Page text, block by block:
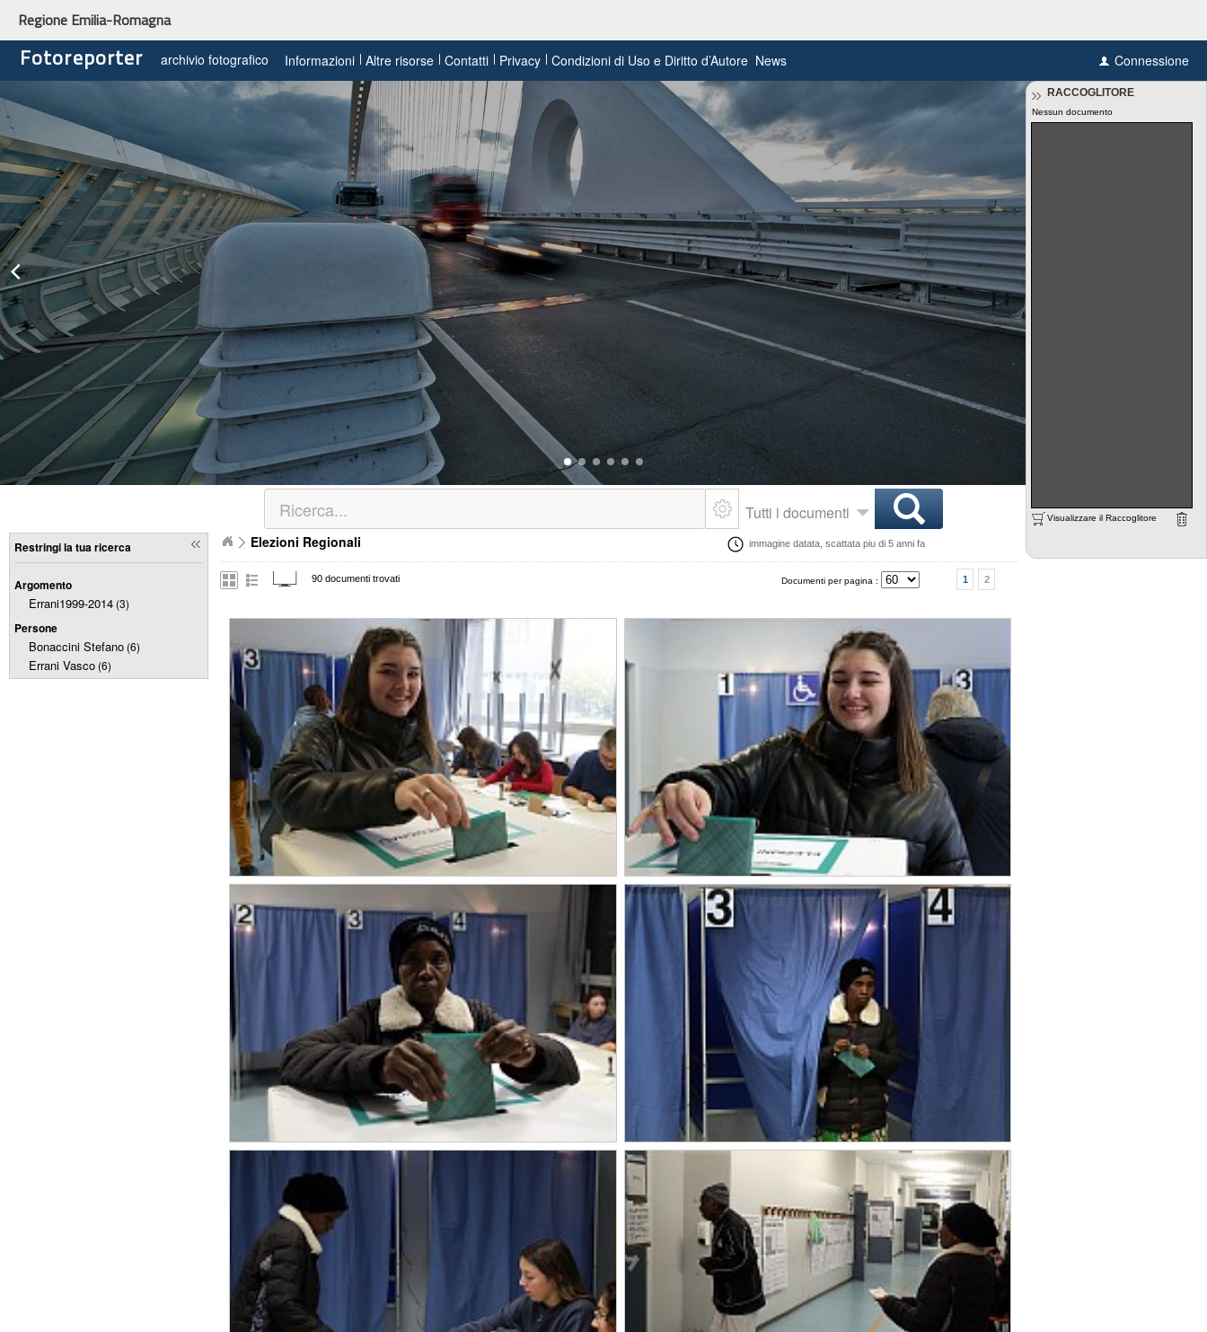
Regione Emilia-Romagna
Fotoreporter archivio fotografico Informazioni Altre risorse Contatti Privacy Condizioni di Uso e Diritto d’Autore News Connessione
Tutti i documenti
Restringi la tua ricerca
Argomento
Errani1999-2014 (3)
Persone
Bonaccini Stefano (6)
Errani Vasco (6)
Elezioni Regionali
90 documenti trovati 1 2
Documenti per pagina :
immagine datata, scattata piu di 5 anni fa
Nessun documento
RACCOGLITORE
Visualizzare il Raccoglitore